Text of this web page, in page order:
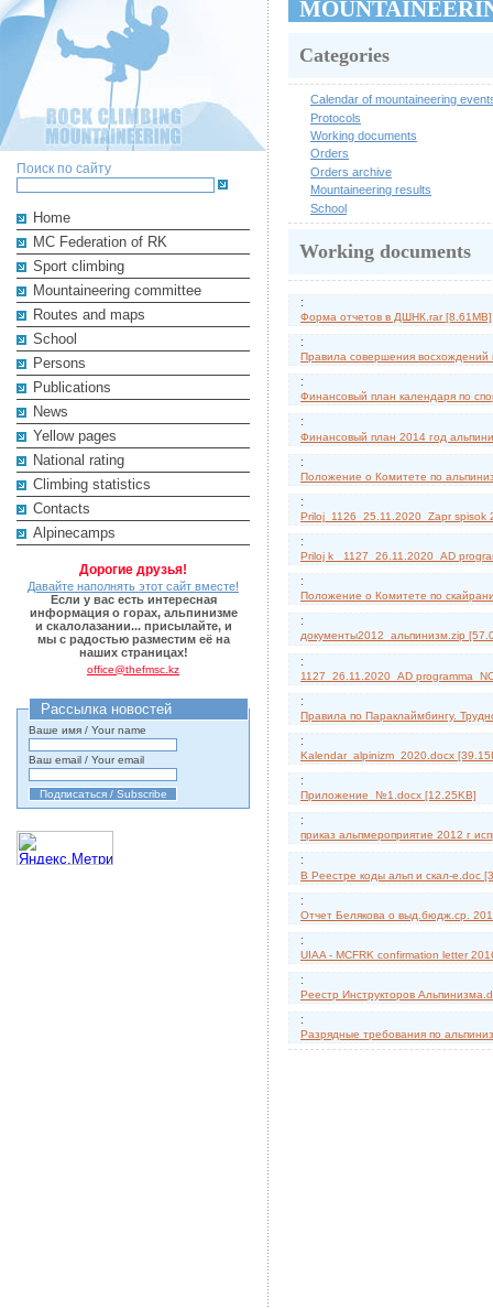
Поиск по сайту
Home
MC Federation of RK
Sport climbing
Mountaineering committee
Routes and maps
School
Persons
Publications
News
Yellow pages
National rating
Climbing statistics
Contacts
Alpinecamps
Дорогие друзья!
Давайте наполнять этот сайт вместе!
Если у вас есть интересная
информация о горах, альпинизме
и скалолазании... присылайте, и
мы с радостью разместим её на
наших страницах!
office@thefmsc.kz
Рассылка новостей
Ваше имя / Your name
Ваш email / Your email
Categories
Calendar of mountaineering
Protocols
Working documents
Orders
Orders archive
Mountaineering results
School
Working documents
:
Форма отчетов в ДШНК.rar [8.61MB]
:
Правила совершения восхождений
:
Финансовый план календаря по
:
Финансовый план 2014 год
:
Положение о Комитете по
:
Priloj_1126_25.11.2020_Zapr spisok
:
Priloj k _1127_26.11.2020_AD
:
Положение о Комитете по
:
документы2012_альпинизм.zip
:
1127_26.11.2020_AD
:
Правила по Параклаймбингу.
:
Kalendar_alpinizm_2020.docx
:
Приложение_№1.docx [12.25KB]
:
приказ альпмероприятие 2012 г
:
В Реестре коды альп и скал-е.doc
:
Отчет Белякова о выд.бюдж.ср.
:
UIAA - MCFRK confirmation letter
:
Реестр Инструкторов
:
Разрядные требования по